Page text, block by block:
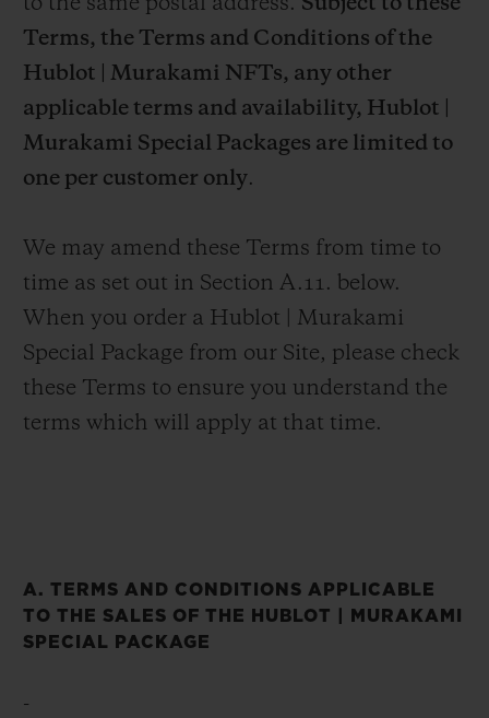
to the same postal address. Subject to these
Terms, the Terms and Conditions of the
Hublot | Murakami NFTs, any other
applicable terms and availability, Hublot |
Murakami Special Packages are limited to
one per customer only.
We may amend these Terms from time to
time as set out in Section A.11. below.
When you order a Hublot | Murakami
Special Package from our Site, please check
these Terms to ensure you understand the
terms which will apply at that time.
A. TERMS AND CONDITIONS APPLICABLE
TO THE SALES OF THE HUBLOT | MURAKAMI
SPECIAL PACKAGE
-